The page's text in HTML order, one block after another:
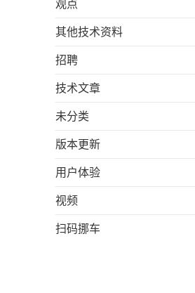
观点
其他技术资料
招聘
技术文章
未分类
版本更新
用户体验
视频
扫码挪车